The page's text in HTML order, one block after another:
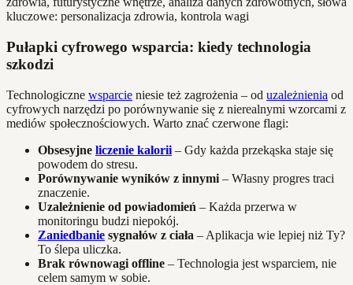
Pułapki cyfrowego wsparcia: kiedy technologia
szkodzi
Technologiczne wsparcie niesie też zagrożenia – od uzależnienia od
cyfrowych narzędzi po porównywanie się z nierealnymi wzorcami z
mediów społecznościowych. Warto znać czerwone flagi:
Obsesyjne liczenie kalorii – Gdy każda przekąska staje się
powodem do stresu.
Porównywanie wyników z innymi – Własny progres traci
znaczenie.
Uzależnienie od powiadomień – Każda przerwa w
monitoringu budzi niepokój.
Zaniedbanie sygnałów z ciała – Aplikacja wie lepiej niż Ty?
To ślepa uliczka.
Brak równowagi offline – Technologia jest wsparciem, nie
celem samym w sobie.